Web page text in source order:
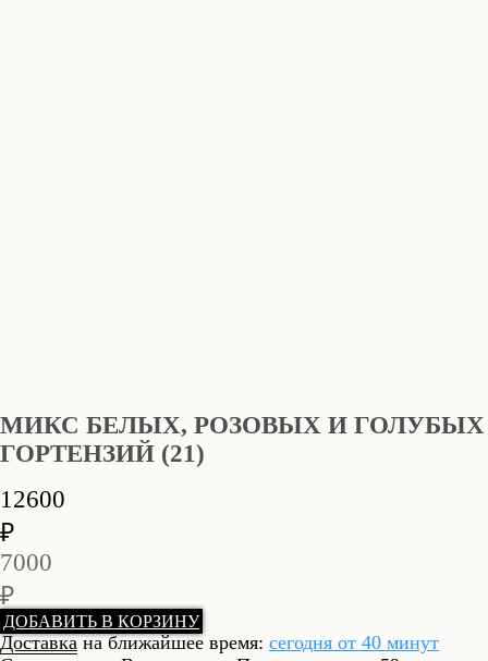
МИКС БЕЛЫХ, РОЗОВЫХ И ГОЛУБЫХ
ГОРТЕНЗИЙ (21)
12600
₽
7000
₽
ДОБАВИТЬ В КОРЗИНУ
Доставкана ближайшее время: сегодня от 40 минут